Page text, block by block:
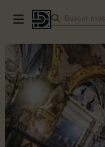
Buscar